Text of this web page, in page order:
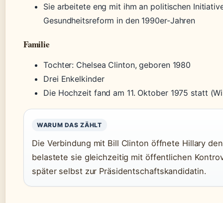
Sie arbeitete eng mit ihm an politischen
Gesundheitsreform in den 1990er-Jahren
Familie
Tochter: Chelsea Clinton, geboren 1980
Drei Enkelkinder
Die Hochzeit fand am 11. Oktober 1975 statt
WARUM DAS ZÄHLT
Die Verbindung mit Bill Clinton öffnete Hillary
belastete sie gleichzeitig mit öffentlichen
später selbst zur Präsidentschaftskandidatin.